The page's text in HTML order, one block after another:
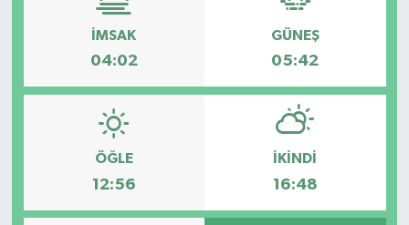
İMSAK
04:02
GÜNEŞ
05:42
ÖĞLE
12:56
İKINDI
16:48